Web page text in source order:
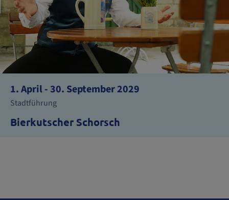
1. April - 30. September 2029
Stadtführung
Bierkutscher Schorsch